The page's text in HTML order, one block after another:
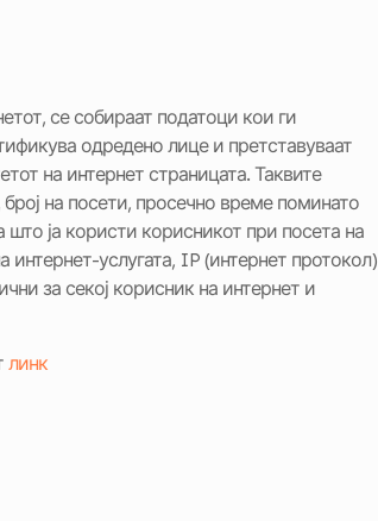
се собираат податоци кои ги
одредено лице и претставуваат
на интернет страницата. Таквите
на посети, просечно време поминато
ја користи корисникот при посета на
услугата, IP (интернет протокол)
за секој корисник на интернет и
линк